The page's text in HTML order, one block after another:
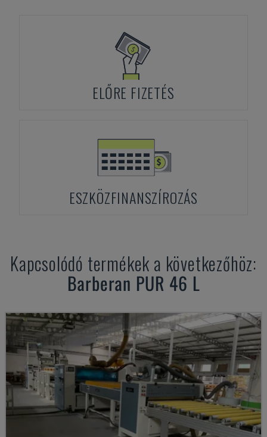
ELŐRE FIZETÉS
ESZKÖZFINANSZÍROZÁS
Kapcsolódó termékek a következőhöz:
Barberan PUR 46 L